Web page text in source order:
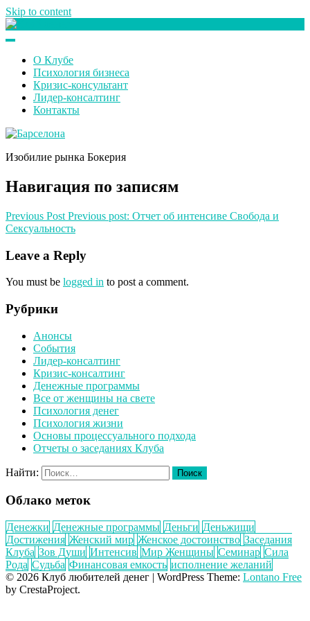
Skip to content
О Клубе
Психология бизнеса
Кризис-консультант
Лидер-консалтинг
Контакты
Изобилие рынка Бокерия
Навигация по записям
Previous Post Previous post: Отчет об интенсиве Свобода и
Сексуальность
Leave a Reply
You must be logged in to post a comment.
Рубрики
Анонсы
События
Лидер-консалтинг
Кризис-консалтинг
Денежные программы
Все от женщины на свете
Психология денег
Психология жизни
Основы процессуального подхода
Отчеты о заседаниях Клуба
Найти:
Облако меток
Денежки Денежные программы Деньги Деньжищи
Достижения Женский мир Женское достоинство Заседания
Клуба Зов Души Интенсив Мир Женщины Семинар Сила
Рода Судьба Финансовая емкость исполнение желаний
© 2026 Клуб любителей денег | WordPress Theme: Lontano Free
by CrestaProject.